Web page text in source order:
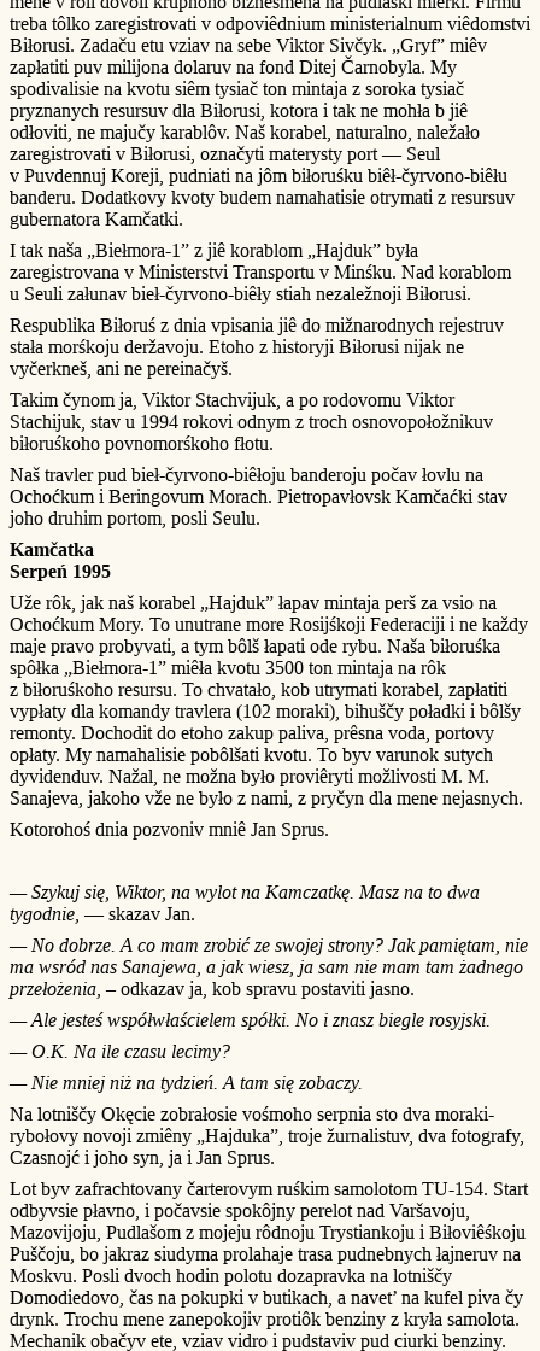
treba tôlko zaregistrovati v odpoviêdnium ministerialnum viêdomstvi
Biłorusi. Zadaču etu vziav na sebe Viktor Sivčyk. „Gryf” miêv
zapłatiti puv milijona dolaruv na fond Ditej Čarnobyla. My
spodivalisie na kvotu siêm tysiač ton mintaja z soroka tysiač
pryznanych resursuv dla Biłorusi, kotora i tak ne mohła b jiê
odłoviti, ne majučy karablôv. Naš korabel, naturalno, naležało
zaregistrovati v Biłorusi, označyti materysty port — Seul
v Puvdennuj Koreji, pudniati na jôm biłoruśku biêł-čyrvono-biêłu
banderu. Dodatkovy kvoty budem namahatisie otrymati z resursuv
gubernatora Kamčatki.
I tak naša „Biełmora-1” z jiê korablom „Hajduk” była
zaregistrovana v Ministerstvi Transportu v Minśku. Nad korablom
u Seuli załunav bieł-čyrvono-biêły stiah nezaležnoji Biłorusi.
Respublika Biłoruś z dnia vpisania jiê do mižnarodnych rejestruv
stała morśkoju deržavoju. Etoho z historyji Biłorusi nijak ne
vyčerkneš, ani ne pereinačyš.
Takim čynom ja, Viktor Stachvijuk, a po rodovomu Viktor
Stachijuk, stav u 1994 rokovi odnym z troch osnovopołožnikuv
biłoruśkoho povnomorśkoho fłotu.
Naš travler pud bieł-čyrvono-biêłoju banderoju počav łovlu na
Ochoćkum i Beringovum Morach. Pietropavłovsk Kamčaćki stav
joho druhim portom, posli Seulu.
Kamčatka
Serpeń 1995
Uže rôk, jak naš korabel „Hajduk” łapav mintaja perš za vsio na
Ochoćkum Mory. To unutrane more Rosijśkoji Federaciji i ne každy
maje pravo probyvati, a tym bôlš łapati ode rybu. Naša biłoruśka
spôłka „Biełmora-1” miêła kvotu 3500 ton mintaja na rôk
z biłoruśkoho resursu. To chvatało, kob utrymati korabel, zapłatiti
vypłaty dla komandy travlera (102 moraki), bihuščy poładki i bôlšy
remonty. Dochodit do etoho zakup paliva, prêsna voda, portovy
opłaty. My namahalisie pobôlšati kvotu. To byv varunok sutych
dyvidenduv. Nažal, ne možna było proviêryti možlivosti M. M.
Sanajeva, jakoho vže ne było z nami, z pryčyn dla mene nejasnych.
Kotorohoś dnia pozvoniv mniê Jan Sprus.
— Szykuj się, Wiktor, na wylot na Kamczatkę. Masz na to dwa
tygodnie,— skazav Jan.
— No dobrze. A co mam zrobić ze swojej strony? Jak pamiętam, nie
ma wsród nas Sanajewa, a jak wiesz, ja sam nie mam tam żadnego
przełożenia, – odkazav ja, kob spravu postaviti jasno.
— Ale jesteś współwłaścielem spółki. No i znasz biegle rosyjski.
— O.K. Na ile czasu lecimy?
— Nie mniej niż na tydzień. A tam się zobaczy.
Na lotniščy Okęcie zobrałosie vośmoho serpnia sto dva moraki-
rybołovy novoji zmiêny „Hajduka”, troje žurnalistuv, dva fotografy,
Czasnojć i joho syn, ja i Jan Sprus.
Lot byv zafrachtovany čarterovym ruśkim samolotom TU-154. Start
odbyvsie płavno, i počavsie spokôjny perelot nad Varšavoju,
Mazovijoju, Pudlašom z mojeju rôdnoju Trystiankoju i Biłoviêśkoju
Puščoju, bo jakraz siudyma prolahaje trasa pudnebnych łajneruv na
Moskvu. Posli dvoch hodin polotu dozapravka na lotniščy
Domodiedovo, čas na pokupki v butikach, a navet’ na kufel piva čy
drynk. Trochu mene zanepokojiv protiôk benziny z kryła samolota.
Mechanik obačyv ete, vziav vidro i pudstaviv pud ciurki benziny.